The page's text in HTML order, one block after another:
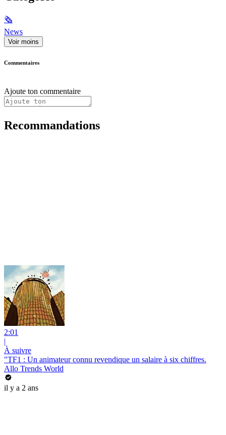
🗞
News
Voir moins
Commentaires
Ajoute ton commentaire
Recommandations
2:01
|
À suivre
"TF1 : Un animateur connu revendique un salaire à six chiffres.
Allo Trends World
il y a 2 ans